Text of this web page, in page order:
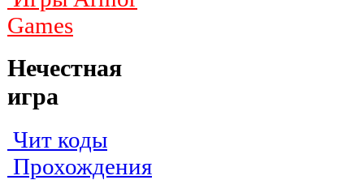
Games
Нечестная
игра
Чит коды
Прохождения